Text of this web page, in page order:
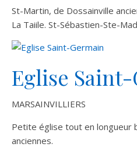
St-Martin, de Dossainville
La Taiile. St-Sébastien-Ste-
Eglise
MARSAINVILLIERS
Petite église tout en longueur
anciennes.